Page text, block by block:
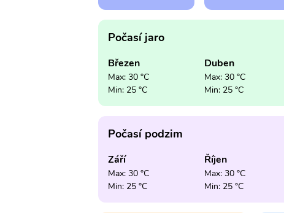
Počasí jaro
Březen
Max: 30 °C
Min: 25 °C
Duben
Max: 30 °C
Min: 25 °C
Počasí podzim
Září
Max: 30 °C
Min: 25 °C
Říjen
Max: 30 °C
Min: 25 °C